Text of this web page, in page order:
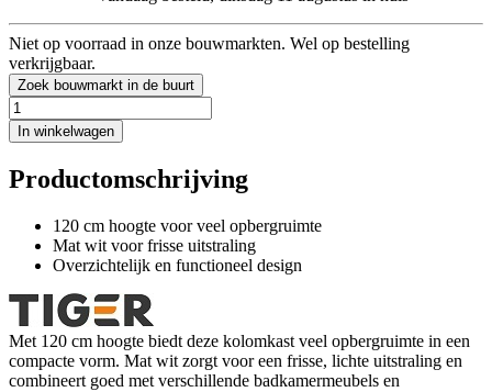
Niet op voorraad in onze bouwmarkten. Wel op bestelling
verkrijgbaar.
Zoek bouwmarkt in de buurt
In winkelwagen
Productomschrijving
120 cm hoogte voor veel opbergruimte
Mat wit voor frisse uitstraling
Overzichtelijk en functioneel design
Met 120 cm hoogte biedt deze kolomkast veel opbergruimte in een
compacte vorm. Mat wit zorgt voor een frisse, lichte uitstraling en
combineert goed met verschillende badkamermeubels en